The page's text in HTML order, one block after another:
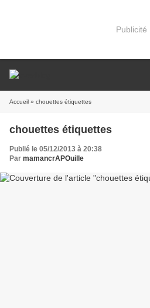
Publicité
Accueil » chouettes étiquettes
chouettes étiquettes
Publié le 05/12/2013 à 20:38
Par mamancrAPOuille